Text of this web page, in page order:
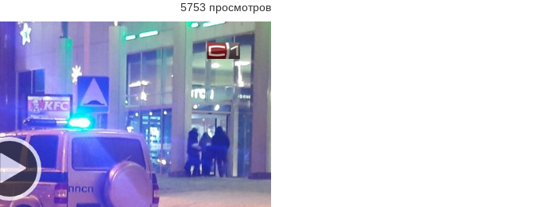
5753 просмотров